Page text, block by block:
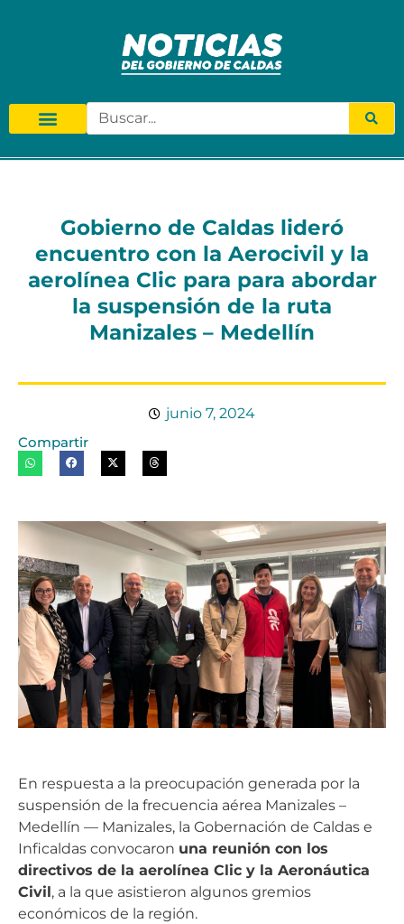
Gobierno de Caldas lideró
encuentro con la Aerocivil y la
aerolínea Clic para para abordar
la suspensión de la ruta
Manizales – Medellín
junio 7, 2024
Compartir
En respuesta a la preocupación generada por la
suspensión de la frecuencia aérea Manizales –
Medellín — Manizales, la Gobernación de Caldas e
Inficaldas convocaron una reunión con los
directivos de la aerolínea Clic y la Aeronáutica
Civil, a la que asistieron algunos gremios
económicos de la región.